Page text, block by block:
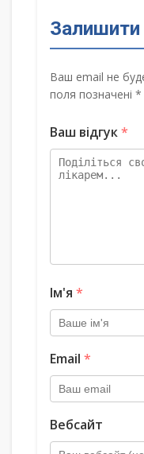
Залишити
Ваш email не
поля позначені *
Ваш відгук*
Ім'я *
Email *
Вебсайт